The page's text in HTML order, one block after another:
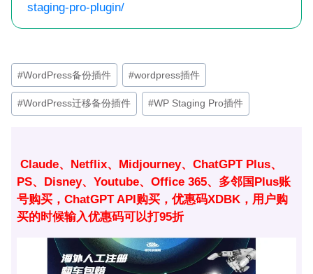
staging-pro-plugin/
文
章
标
#WordPress备份插件 #wordpress插件
#WordPress迁移备份插件 #WP Staging Pro插件
Claude、Netflix、Midjourney、ChatGPT Plus、
PS、Disney、Youtube、Office 365、多邻国Plus账
号购买，ChatGPT API购买，优惠码XDBK，用户购
买的时候输入优惠码可以打95折